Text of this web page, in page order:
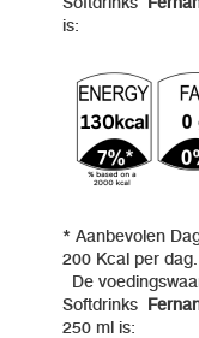
Softdrinks
is:
* Aanbevolen
200 Kcal per dag.
De
Softdrinks
250 ml is: